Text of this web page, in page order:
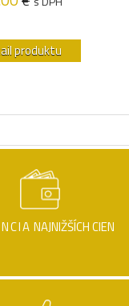
produktu
NAJNIŽŠÍCH CIEN